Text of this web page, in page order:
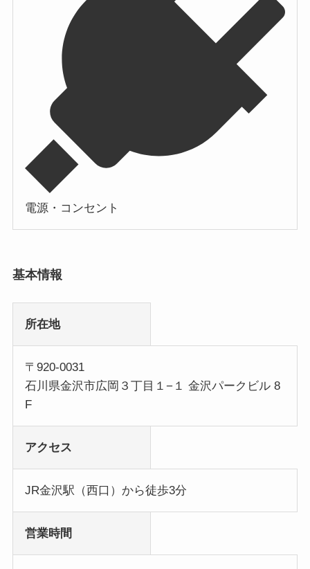
電源・コンセント
基本情報
所在地
〒920-0031
石川県金沢市広岡３丁目１−１ 金沢パークビル 8
F
アクセス
JR金沢駅（西口）から徒歩3分
営業時間